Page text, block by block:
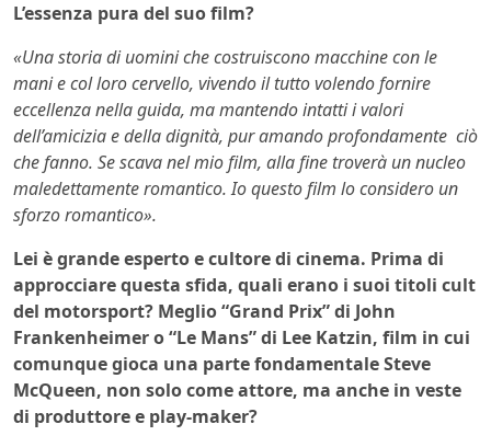
L’essenza pura del suo film?
«Una storia di uomini che costruiscono macchine con le
mani e col loro cervello, vivendo il tutto volendo fornire
eccellenza nella guida, ma mantendo intatti i valori
dell’amicizia e della dignità, pur amando profondamente ciò
che fanno. Se scava nel mio film, alla fine troverà un nucleo
maledettamente romantico. Io questo film lo considero un
sforzo romantico».
Lei è grande esperto e cultore di cinema. Prima di
approcciare questa sfida, quali erano i suoi titoli cult
del motorsport? Meglio “Grand Prix” di John
Frankenheimer o “Le Mans” di Lee Katzin, film in cui
comunque gioca una parte fondamentale Steve
McQueen, non solo come attore, ma anche in veste
di produttore e play-maker?